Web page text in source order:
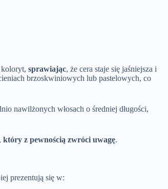
koloryt, sprawiając, że cera staje się jaśniejsza i
brzoskwiniowych lub pastelowych, co
nawilżonych włosach o średniej długości,
który z pewnością zwróci uwagę.
prezentują się w: